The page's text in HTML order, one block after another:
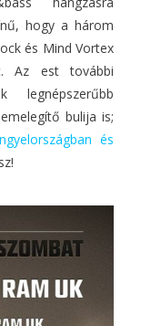
hogy a három
és Mind Vortex
Az est további
legnépszerűbb
bulija is;
és